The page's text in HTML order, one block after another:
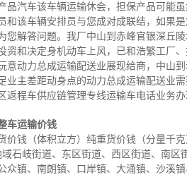
品汽车该车辆运输休会，担保产品可能
和该车辆安排员与您成对成联结，如果
您解答问题。我厂中山到赤峰官银深丘
资和决定身机动车上风，已和浩繁工厂
意动力总成运输配送业展现给商，中山
业主差距动身点的动力总成运输配送业
程车供应链管理专线运输车电话业务办
车运输价钱
价钱（体积立方）纯重货价钱（分量千
石岐街道、东区街道、西区街道、南区
众镇、南朗镇、口岸镇、大涌镇、沙溪